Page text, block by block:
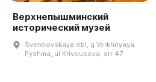
Верхнепышминский
исторический музей
Sverdlovskaya obl, g Verkhnyaya
Pyshma, ul Krivousova, str 47